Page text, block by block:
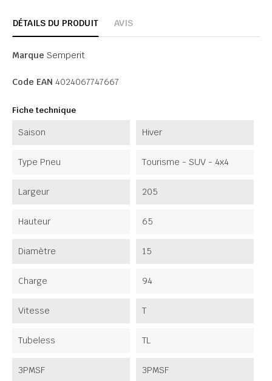
DÉTAILS DU PRODUIT AVIS
Marque Semperit
Code EAN 4024067747667
Fiche technique
Saison Hiver
Type Pneu Tourisme - SUV - 4x4
Largeur 205
Hauteur 65
Diamètre 15
Charge 94
Vitesse T
Tubeless TL
3PMSF 3PMSF